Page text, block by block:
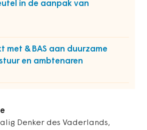
in de aanpak van
met &BAS aan duurzame
en ambtenaren
Denker des Vaderlands,